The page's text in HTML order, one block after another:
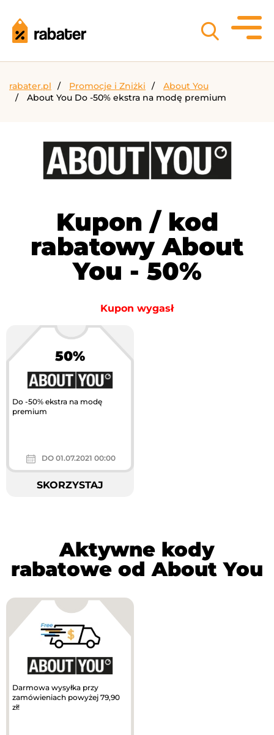
rabater.pl Promocje i Zniżki
About You
About You Do -50% ekstra na modę premium
Kupon / kod
rabatowy About
You - 50%
Kupon wygasł
50%
Do -50% ekstra na modę
premium
DO 01.07.2021 00:00
SKORZYSTAJ
Aktywne kody
rabatowe od About You
Darmowa wysyłka przy
zamówieniach powyżej 79,90
zł!